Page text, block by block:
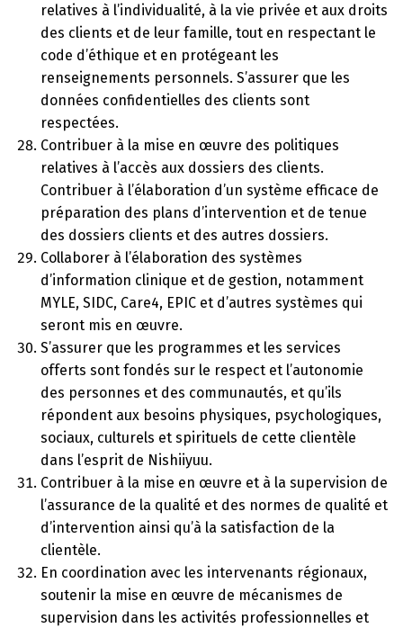
relatives à l’individualité, à la vie privée et aux droits
des clients et de leur famille, tout en respectant le
code d’éthique et en protégeant les
renseignements personnels. S’assurer que les
données confidentielles des clients sont
respectées.
Contribuer à la mise en œuvre des politiques
relatives à l’accès aux dossiers des clients.
Contribuer à l’élaboration d’un système efficace de
préparation des plans d’intervention et de tenue
des dossiers clients et des autres dossiers.
Collaborer à l’élaboration des systèmes
d’information clinique et de gestion, notamment
MYLE, SIDC, Care4, EPIC et d’autres systèmes qui
seront mis en œuvre.
S’assurer que les programmes et les services
offerts sont fondés sur le respect et l’autonomie
des personnes et des communautés, et qu’ils
répondent aux besoins physiques, psychologiques,
sociaux, culturels et spirituels de cette clientèle
dans l’esprit de Nishiiyuu.
Contribuer à la mise en œuvre et à la supervision de
l’assurance de la qualité et des normes de qualité et
d’intervention ainsi qu’à la satisfaction de la
clientèle.
En coordination avec les intervenants régionaux,
soutenir la mise en œuvre de mécanismes de
supervision dans les activités professionnelles et